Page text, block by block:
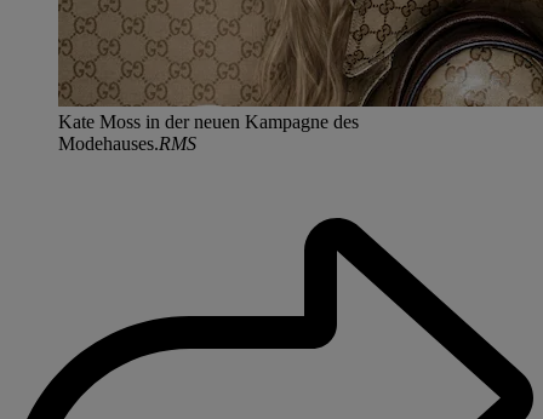
Kate Moss in der neuen Kampagne des
Modehauses.RMS